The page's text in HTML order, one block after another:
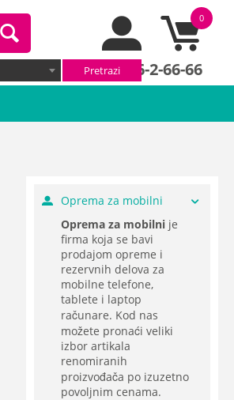
0
066/66-2-66-66
Oprema za mobilni
Oprema za mobilnije
firma koja se bavi
prodajom opreme i
rezervnih delova za
mobilne telefone,
tablete i laptop
računare. Kod nas
možete pronaći veliki
izbor artikala
renomiranih
proizvođača po izuzetno
povoljnim cenama.